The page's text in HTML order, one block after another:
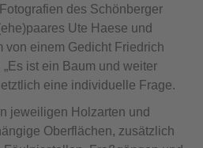
des Schönberger
Ute Haese und
von einem Gedicht Friedrich
ist ein Baum und weiter
eine individuelle Frage.
jeweiligen Holzarten und
Oberflächen, zusätzlich